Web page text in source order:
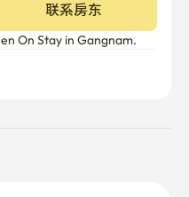
联系房东
On Stay in Gangnam.